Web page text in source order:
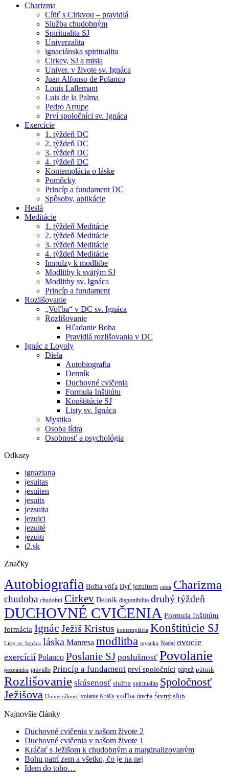
Charizma
Cítiť s Cirkvou – pravidlá
Služba chudobným
Spiritualita SJ
Univerzalita
ignaciánska spiritualita
Cirkev, SJ a misia
Univer. v živote sv. Ignáca
Juan Alfonso de Polanco
Louis Lallemant
Luis de la Palma
Pedro Arrupe
Prví spoločníci sv. Ignáca
Exercície
1. týždeň DC
2. týždeň DC
3. týždeň DC
4. týždeň DC
Kontemplácia o láske
Pomôcky
Princíp a fundament DC
Spôsoby, aplikácie
Heslá
Meditácie
1. týždeň Meditácie
2. týždeň Meditácie
3. týždeň Meditácie
4. týždeň Meditácie
Impulzy k modlitbe
Modlitby k svätým SJ
Modlitby sv. Ignáca
Princíp a fundament
Rozlišovanie
„Voľba“ v DC sv. Ignáca
Rozlišovanie
Hľadanie Boha
Pravidlá rozlišovania v DC
Ignác z Loyoly
Diela
Autobiografia
Denník
Duchovné cvičenia
Formula Inštitútu
Konštitúcie SJ
Listy sv. Ignáca
Mystika
Osoba lídra
Osobnosť a psychológia
Odkazy
ignaziana
jesuitas
jesuiten
jesuits
jezsuita
jezuici
jezuité
jezuiti
t2.sk
Značky
Autobiografia Božia vôľa Byť jezuitom cesta Charizma
chudoba chudobní Cirkev Denník disponibilita druhý týždeň
DUCHOVNÉ CVIČENIA Formula Inštitútu
formácia Ignác Ježiš Kristus kontemplácia Konštitúcie SJ
Listy sv. Ignáca láska Manresa modlitba mystika Nadal ovocie
exercícií Polanco Poslanie SJ poslušnosť Povolanie
poznámka pravidlo Princíp a fundament prví spoločníci pápež pútnik
Rozlišovanie skúsenosť služba spiritualita Spoločnosť
Ježišova Univerzálnosť volanie Kráľa voľba útecha Štvrtý sľub
Najnovšie články
Duchovné cvičenia v našom živote 2
Duchovné cvičenia v našom živote 1
Kráčať s Ježišom k chudobným a marginalizovaným
Bohu patrí zem a všetko, čo je na nej
Idem do toho…